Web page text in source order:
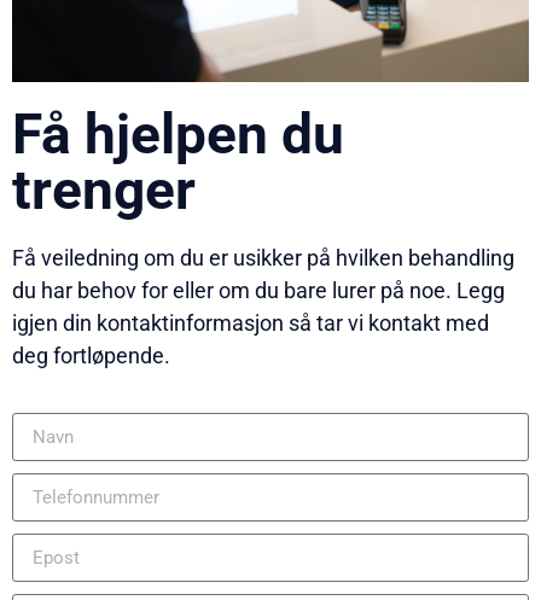
Få hjelpen du
trenger
Få veiledning om du er usikker på hvilken behandling
du har behov for eller om du bare lurer på noe. Legg
igjen din kontaktinformasjon så tar vi kontakt med
deg fortløpende.